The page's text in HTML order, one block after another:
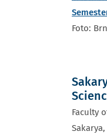
Foto:
Faculty